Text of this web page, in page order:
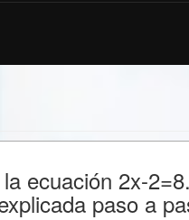
ecuación 2x-
paso a